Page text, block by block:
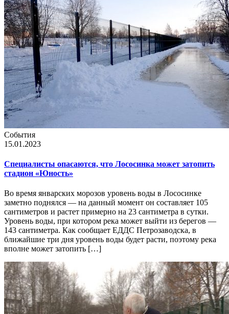
События
15.01.2023
Специалисты опасаются, что Лососинка может затопить
стадион «Юность»
Во время январских морозов уровень воды в Лососинке
заметно поднялся — на данный момент он составляет 105
сантиметров и растет примерно на 23 сантиметра в сутки.
Уровень воды, при котором река может выйти из берегов —
143 сантиметра. Как сообщает ЕДДС Петрозаводска, в
ближайшие три дня уровень воды будет расти, поэтому река
вполне может затопить […]